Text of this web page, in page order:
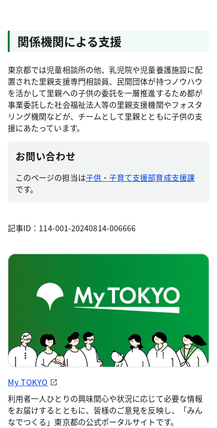
関係機関による支援
東京都では児童相談所の他、乳児院や児童養護施設に配
置された里親支援専門相談員、民間団体が持つノウハウ
を活かして里親への子供の委託を一層推進するため都が
事業委託した社会福祉法人等の里親支援機関やフォスタ
リング機関などが、チームとして里親とともに子供の支
援にあたっています。
お問い合わせ
このページの担当は子供・子育て支援部育成支援課
です。
記事ID：114-001-20240814-006666
My TOKYO
利用者一人ひとりの興味関心や状況に応じて必要な情報
をお届けするとともに、皆様のご意見を反映し、「みん
なでつくる」東京都の公式ポータルサイトです。